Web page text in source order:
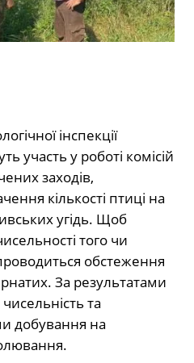
інспекції
участь у роботі комісій
заходів,
кількості птиці на
угідь. Щоб
того чи
обстеження
За результатами
та
добування на